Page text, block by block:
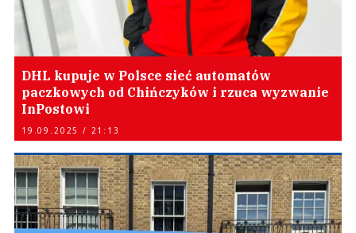
DHL kupuje w Polsce sieć automatów
paczkowych od Chińczyków i rzuca wyzwanie
InPostowi
19.09.2025 / 21:13